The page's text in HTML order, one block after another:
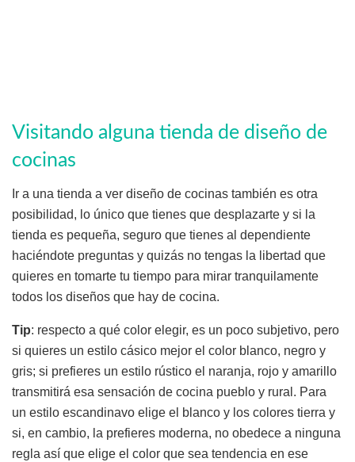
Visitando alguna tienda de diseño de
cocinas
Ir a una tienda a ver diseño de cocinas también es otra
posibilidad, lo único que tienes que desplazarte y si la
tienda es pequeña, seguro que tienes al dependiente
haciéndote preguntas y quizás no tengas la libertad que
quieres en tomarte tu tiempo para mirar tranquilamente
todos los diseños que hay de cocina.
Tip: respecto a qué color elegir, es un poco subjetivo, pero
si quieres un estilo cásico mejor el color blanco, negro y
gris; si prefieres un estilo rústico el naranja, rojo y amarillo
transmitirá esa sensación de cocina pueblo y rural. Para
un estilo escandinavo elige el blanco y los colores tierra y
si, en cambio, la prefieres moderna, no obedece a ninguna
regla así que elige el color que sea tendencia en ese